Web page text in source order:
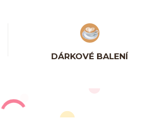
DÁRKOVÉ BALENÍ